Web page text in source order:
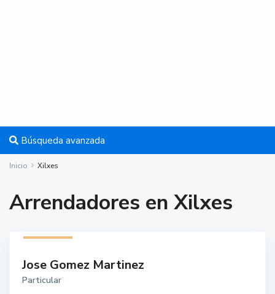
Búsqueda avanzada
Inicio Xilxes
Arrendadores en Xilxes
Jose Gomez Martinez
Particular